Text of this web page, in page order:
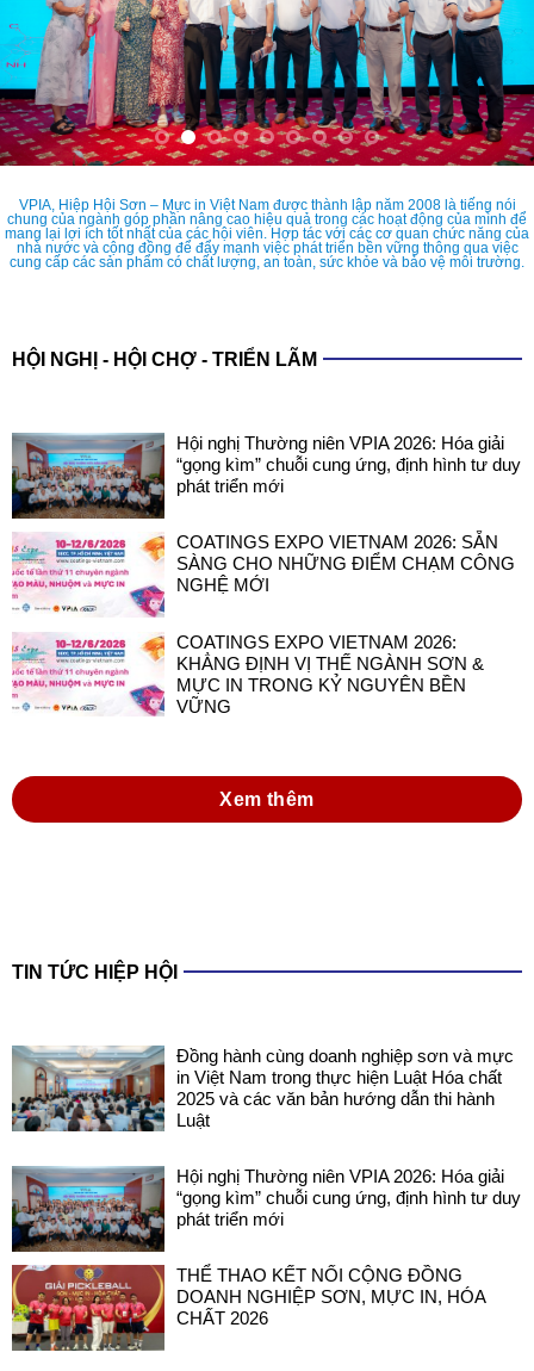
VPIA, Hiệp Hội Sơn – Mực in Việt Nam được thành lập năm 2008 là tiếng nói
chung của ngành góp phần nâng cao hiệu quả trong các hoạt động của mình để
mang lại lợi ích tốt nhất của các hội viên. Hợp tác với các cơ quan chức năng của
nhà nước và cộng đồng để đẩy mạnh việc phát triển bền vững thông qua việc
cung cấp các sản phẩm có chất lượng, an toàn, sức khỏe và bảo vệ môi trường.
HỘI NGHỊ - HỘI CHỢ - TRIỂN LÃM
Hội nghị Thường niên VPIA 2026: Hóa giải
“gọng kìm” chuỗi cung ứng, định hình tư duy
phát triển mới
COATINGS EXPO VIETNAM 2026: SẴN
SÀNG CHO NHỮNG ĐIỂM CHẠM CÔNG
NGHỆ MỚI
COATINGS EXPO VIETNAM 2026:
KHẲNG ĐỊNH VỊ THẾ NGÀNH SƠN &
MỰC IN TRONG KỶ NGUYÊN BỀN
VỮNG
Xem thêm
TIN TỨC HIỆP HỘI
Đồng hành cùng doanh nghiệp sơn và mực
in Việt Nam trong thực hiện Luật Hóa chất
2025 và các văn bản hướng dẫn thi hành
Luật
Hội nghị Thường niên VPIA 2026: Hóa giải
“gọng kìm” chuỗi cung ứng, định hình tư duy
phát triển mới
THỂ THAO KẾT NỐI CỘNG ĐỒNG
DOANH NGHIỆP SƠN, MỰC IN, HÓA
CHẤT 2026